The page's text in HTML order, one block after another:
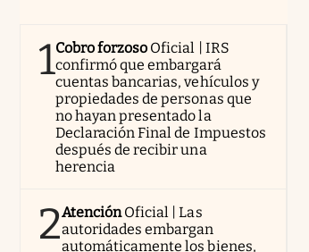
1Cobro forzoso Oficial | IRS
confirmó que embargará
cuentas bancarias, vehículos y
propiedades de personas que
no hayan presentado la
Declaración Final de Impuestos
después de recibir una
herencia
2AtenciónOficial | Las
autoridades embargan
automáticamente los bienes,